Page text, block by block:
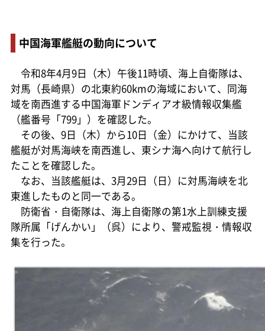
中国海軍艦艇の動向について
令和8年4月9日（木）午後11時頃、海上自衛隊は、
対馬（長崎県）の北東約60kmの海域において、同海
域を南西進する中国海軍ドンディアオ級情報収集艦
（艦番号「799」）を確認した。
その後、9日（木）から10日（金）にかけて、当該
艦艇が対馬海峡を南西進し、東シナ海へ向けて航行し
たことを確認した。
なお、当該艦艇は、3月29日（日）に対馬海峡を北
東進したものと同一である。
防衛省・自衛隊は、海上自衛隊の第1水上訓練支援
隊所属「げんかい」（呉）により、警戒監視・情報収
集を行った。